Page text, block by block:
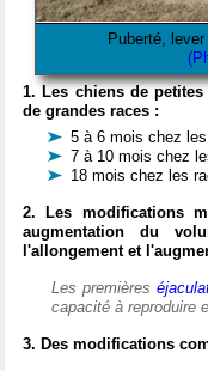
Puberté,
1. Les chiens de
de grandes races :
5 à 6 mois chez
7 à 10 mois chez
18 mois chez les
2. Les modifications
augmentation du
l'allongement et
Les premières
capacité à reproduire
3. Des modifications